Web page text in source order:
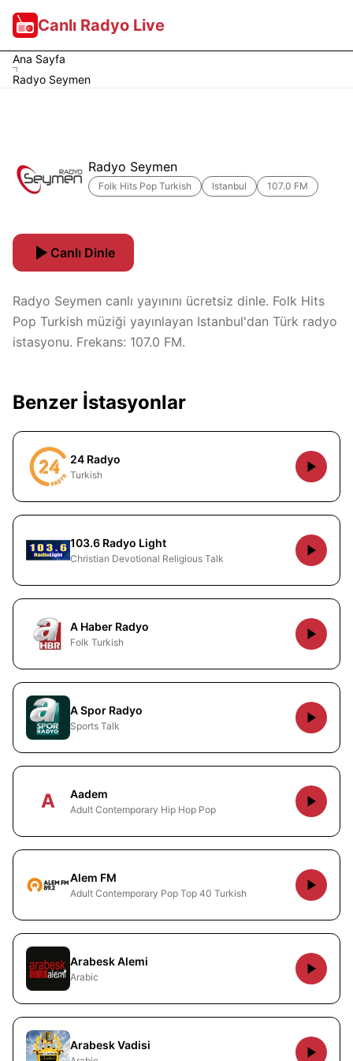
Canlı Radyo Live
Ana Sayfa
Radyo Seymen
Radyo Seymen
Folk Hits Pop Turkish Istanbul 107.0 FM
Canlı Dinle
Radyo Seymen canlı yayınını ücretsiz dinle. Folk Hits
Pop Turkish müziği yayınlayan Istanbul'dan Türk radyo
istasyonu. Frekans: 107.0 FM.
Benzer İstasyonlar
24 Radyo
Turkish
103.6 Radyo Light
Christian Devotional Religious Talk
A Haber Radyo
Folk Turkish
A Spor Radyo
Sports Talk
A Aadem
Adult Contemporary Hip Hop Pop
Alem FM
Adult Contemporary Pop Top 40 Turkish
Arabesk Alemi
Arabic
Arabesk Vadisi